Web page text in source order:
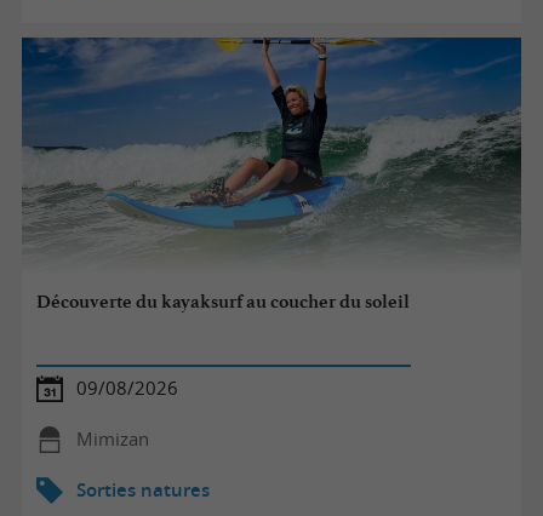
Découverte du kayaksurf au coucher du soleil
09/08/2026
Mimizan
Sorties natures